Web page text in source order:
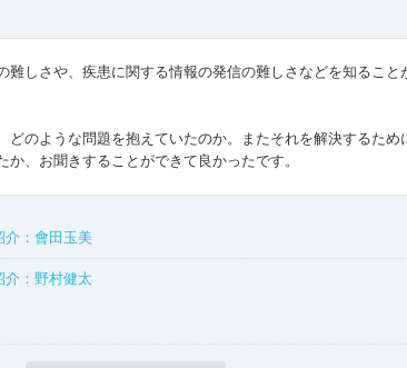
難しさや、疾患に関する情報の発信の難しさなどを知ること
どのような問題を抱えていたのか。またそれを解決するため
か、お聞きすることができて良かったです。
介：會田玉美
介：野村健太